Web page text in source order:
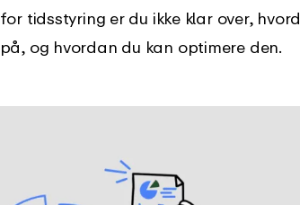
for tidsstyring er du ikke klar over,
på, og hvordan du kan optimere den.